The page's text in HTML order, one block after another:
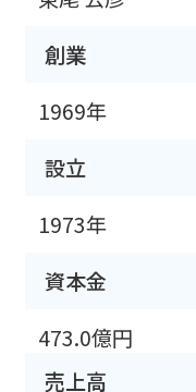
創業
1969年
設立
1973年
資本金
473.0億円
売上高